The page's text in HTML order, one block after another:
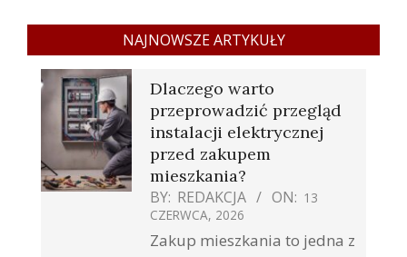
NAJNOWSZE ARTYKUŁY
Dlaczego warto
przeprowadzić przegląd
instalacji elektrycznej
przed zakupem
mieszkania?
BY: REDAKCJA ON: 13
CZERWCA, 2026
Zakup mieszkania to jedna z